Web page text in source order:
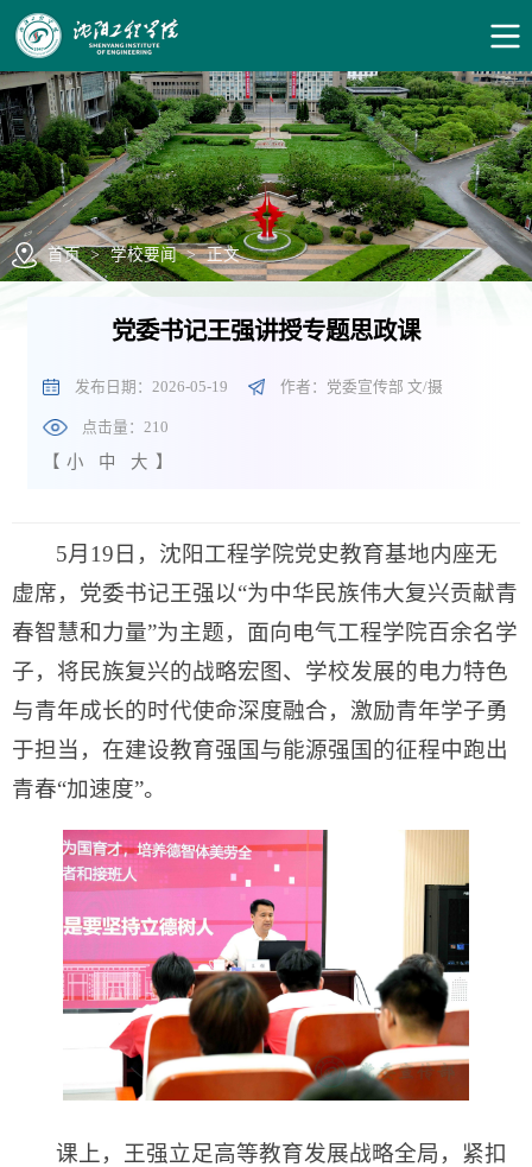
首页 > 学校要闻 > 正文
党委书记王强讲授专题思政课
发布日期：2026-05-19 作者：党委宣传部 文/摄
点击量：210
【 小 中 大 】
5月19日，沈阳工程学院党史教育基地内座无
虚席，党委书记王强以“为中华民族伟大复兴贡献青
春智慧和力量”为主题，面向电气工程学院百余名学
子，将民族复兴的战略宏图、学校发展的电力特色
与青年成长的时代使命深度融合，激励青年学子勇
于担当，在建设教育强国与能源强国的征程中跑出
青春“加速度”。
课上，王强立足高等教育发展战略全局，紧扣